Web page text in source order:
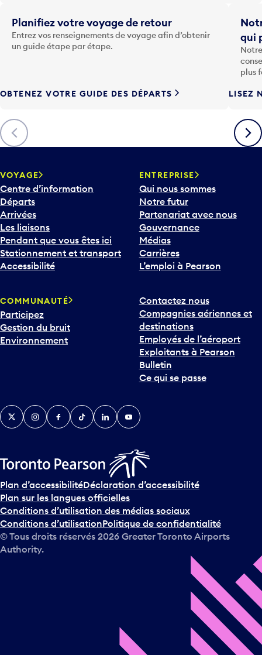
o
u
c
l
c
h
e
e
r
s
l
e
b
a
s
u
r
i
n
e
n
i
u
r
l
e
c
a
l
Entrez vos renseignements de voyage afin d’obtenir
un guide étape par étape.
qui
plus
Centre d’information
Départs
Arrivées
Les liaisons
Pendant que vous êtes ici
Stationnement et transport
Accessibilité
Qui nous sommes
Notre futur
Partenariat avec nous
Gouvernance
Médias
Carrières
L’emploi à Pearson
Participez
Gestion du bruit
Environnement
Compagnies aériennes et
destinations
Employés de l’aéroport
Exploitants à Pearson
Bulletin
Ce qui se passe
Plan d’accessibilitéDéclaration d’accessibilité
Plan sur les langues officielles
Conditions d’utilisation des médias sociaux
Conditions d’utilisation Politique de confidentialité
© Tous droits réservés2026Greater Toronto Airports
Authority.